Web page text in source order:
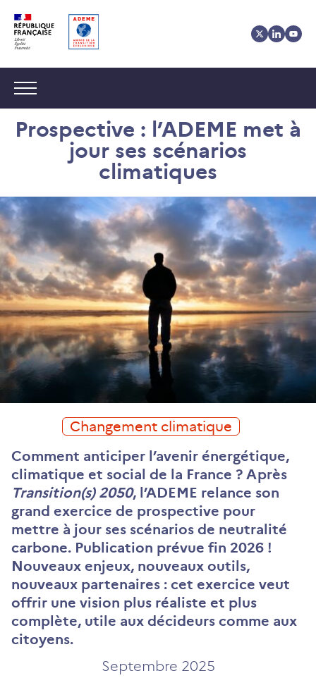
au
contenu
au
menu
des
cookies
Navigation :
Prospective : l’ADEME met à
jour ses scénarios
climatiques
Changement climatique
Comment anticiper l’avenir énergétique,
climatique et social de la France ? Après
Transition(s) 2050, l’ADEME relance son
grand exercice de prospective pour
mettre à jour ses scénarios de neutralité
carbone. Publication prévue fin 2026 !
Nouveaux enjeux, nouveaux outils,
nouveaux partenaires : cet exercice veut
offrir une vision plus réaliste et plus
complète, utile aux décideurs comme aux
citoyens.
Septembre 2025